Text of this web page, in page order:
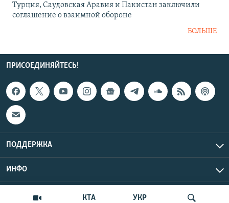
КТА УКР
Турция, Саудовская Аравия и Пакистан заключили
соглашение о взаимной обороне
БОЛЬШЕ
ПРИСОЕДИНЯЙТЕСЬ!
ПОДДЕРЖКА
ИНФО
Copyright Крым.Реалии, 2026 | Все права защищены.
UTC+3